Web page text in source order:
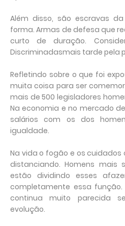
Além disso, são escravas
forma. Armas de defesa que
curto de duração.
Discriminadasmais tarde pela
Refletindo sobre o que foi
muita coisa para ser
mais de 500 legisladores
Na economia e no mercado
salários com os dos
igualdade.
Na vida o fogão e os
distanciando. Homens mais
estão dividindo esses
completamente essa
continua muito parecida
evolução.